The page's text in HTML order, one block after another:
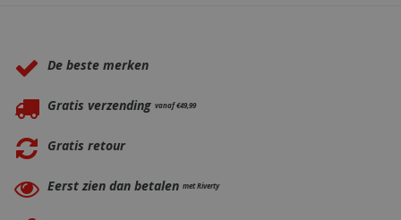
De beste merken
Gratis verzending vanaf €49,99
Gratis retour
Eerst zien dan betalen met Riverty